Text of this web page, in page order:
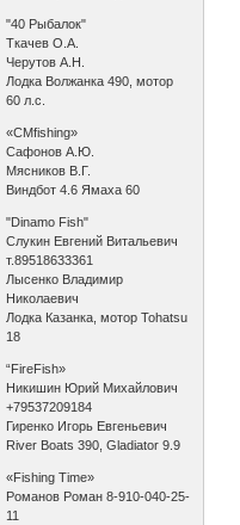
"40 Рыбалок"
Ткачев О.А.
Черутов А.Н.
Лодка Волжанка 490, мотор
60 л.с.
«CMfishing»
Сафонов А.Ю.
Мясников В.Г.
Виндбот 4.6 Ямаха 60
"Dinamo Fish"
Слукин Евгений Витальевич
т.89518633361
Лысенко Владимир
Николаевич
Лодка Казанка, мотор Tohatsu
18
“FireFish»
Никишин Юрий Михайлович
+79537209184
Гиренко Игорь Евгеньевич
River Boats 390, Gladiator 9.9
«Fishing Time»
Романов Роман 8-910-040-25-
11